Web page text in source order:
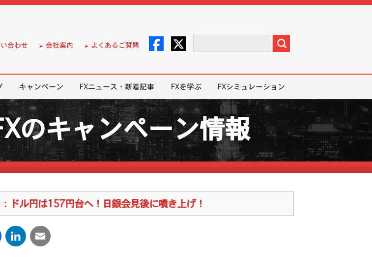
合わせ 会社案内 よくあるご質問
キャンペーン FXニュース・新着記事 FXを学ぶ FXシミュレーション
のキャンペーン情報
ドル円は157円台へ！日銀会見後に噴き上げ！